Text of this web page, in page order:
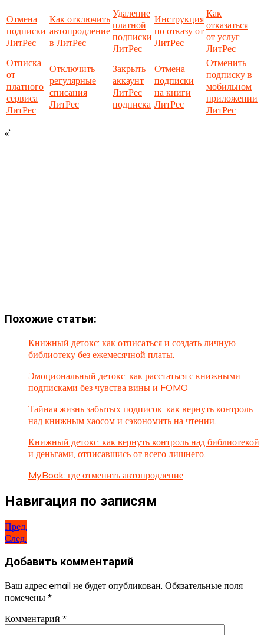
Отмена
подписки
ЛитРес
Как отключить
автопродление
в ЛитРес
Удаление
платной
подписки
ЛитРес
Инструкция
по отказу от
ЛитРес
Как
отказаться
от услуг
ЛитРес
Отписка
от
платного
сервиса
ЛитРес
Отключить
регулярные
списания
ЛитРес
Закрыть
аккаунт
ЛитРес
подписка
Отмена
подписки
на книги
ЛитРес
Отменить
подписку в
мобильном
приложении
ЛитРес
«`
Похожие статьи:
Книжный детокс: как отписаться и создать личную
библиотеку без ежемесячной платы.
Эмоциональный детокс: как расстаться с книжными
подписками без чувства вины и FOMO
Тайная жизнь забытых подписок: как вернуть контроль
над книжным хаосом и сэкономить на чтении.
Книжный детокс: как вернуть контроль над библиотекой
и деньгами, отписавшись от всего лишнего.
MyBook: где отменить автопродление
Навигация по записям
Пред.
След.
Добавить комментарий
Ваш адрес email не будет опубликован. Обязательные поля
помечены *
Комментарий *